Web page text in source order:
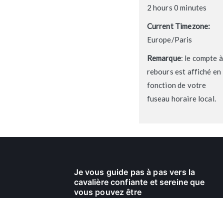
2 hours 0 minutes
Current Timezone:
Europe/Paris
Remarque: le compte à
rebours est affiché en
fonction de votre
fuseau horaire local.
Je vous guide pas à pas vers la
cavalière confiante et sereine que
vous pouvez être